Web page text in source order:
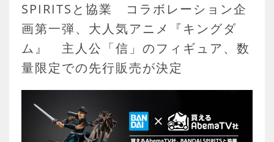
SPIRITSと協業 コラボレーション企
画第一弾、大人気アニメ『キングダ
ム』 主人公「信」のフィギュア、数
量限定での先行販売が決定